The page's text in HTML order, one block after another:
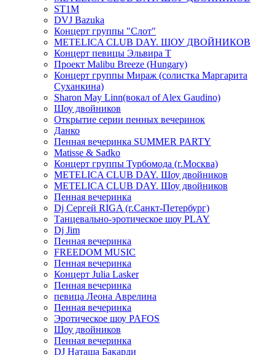
ST1M
DVJ Bazuka
Концерт группы "Слот"
METELICA CLUB DAY. ШОУ ДВОЙНИКОВ
Концерт певицы Эльвира Т
Проект Malibu Breeze (Hungary)
Концерт группы Мираж (солистка Маргарита
Суханкина)
Sharon May Linn(вокал of Alex Gaudino)
Шоу двойников
Открытие серии пенных вечеринок
Данко
Пенная вечеринка SUMMER PARTY
Matisse & Sadko
Концерт группы Турбомода (г.Москва)
METELICA CLUB DAY. Шоу двойников
METELICA CLUB DAY. Шоу двойников
Пенная вечеринка
Dj Сергей RIGA (г.Санкт-Петербург)
Танцевально-эротическое шоу PLAY
Dj Jim
Пенная вечеринка
FREEDOM MUSIC
Пенная вечеринка
Концерт Julia Lasker
Пенная вечеринка
певица Леона Аврелина
Пенная вечеринка
Эротическое шоу PAFOS
Шоу двойников
Пенная вечеринка
DJ Наташа Бакарди